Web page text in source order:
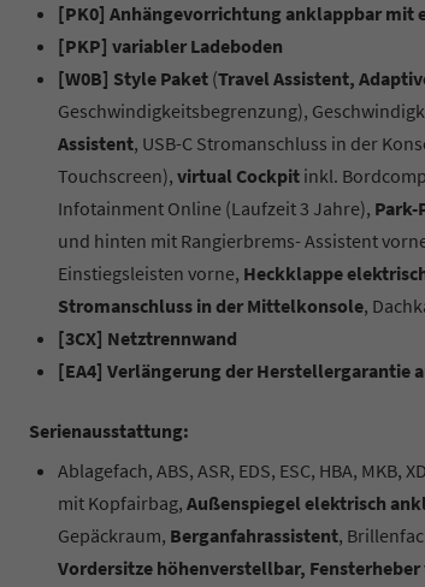
[PK0] Anhängevorrichtung anklappbar mit
[PKP] variabler Ladeboden
[W0B] Style Paket (Travel Assistent,
Geschwindigkeitsbegrenzung),
Assistent, USB-C Stromanschluss in der
Touchscreen), virtual Cockpit inkl.
Infotainment Online (Laufzeit 3 Jahre), Park-
und hinten mit Rangierbrems- Assistent
Einstiegsleisten vorne, Heckklappe
Stromanschluss in der Mittelkonsole,
[3CX] Netztrennwand
[EA4] Verlängerung der Herstellergarantie
Serienausstattung:
Ablagefach, ABS, ASR, EDS, ESC, HBA,
mit Kopfairbag, Außenspiegel elektrisch
Gepäckraum, Berganfahrassistent,
Vordersitze höhenverstellbar,